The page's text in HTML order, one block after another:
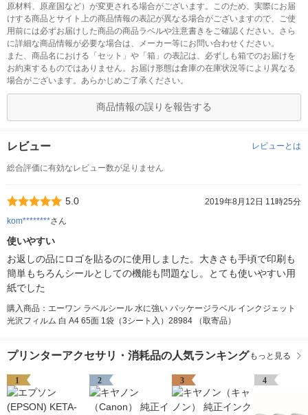
原材料、原産国など）が変更される場合がございます。このため、実際にお届
けする商品とサイト上の商品情報の表記が異なる場合がございますので、ご使
用前には必ずお届けした商品の商品ラベルや注意書きをご確認ください。さら
に詳細な商品情報が必要な場合は、メーカー等にお問い合わせください。
また、商品名における「セット」や「箱」の表記は、必ずしも箱でのお届けを
お約束するものではありません。お届け形態は倉庫の在庫状況等により異なる
場合がございます。あらかじめご了承ください。
商品情報の誤りを報告する
レビュー レビューとは
総合評価に有効なレビュー数が足りません
5.0
2019年8月12日 11時25分
kom********さん
使いやすい
お返しの品にロゴを貼るのに使用しました。大きさも手頃で印刷も
簡単もちろんシールとしての機能も問題なし。とても使いやすい用
紙でした
購入商品：エーワン ラベルシール 水に強い パッケージラベル インクジェット
光沢フィルム 白 A4 65面 1袋（3シート入）28984 （取寄品）
プリンターアクセサリ・消耗品の人気ランキング もっと見る
1 2 3 4